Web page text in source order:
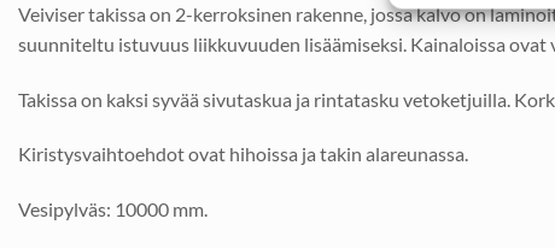
Veiviser takissa on 2-kerroksinen rakenne, jossa kalvo on
suunniteltu istuvuus liikkuvuuden lisäämiseksi. Kainaloissa
Takissa on kaksi syvää sivutaskua ja rintatasku vetoketjuilla.
Kiristysvaihtoehdot ovat hihoissa ja takin alareunassa.
Vesipylväs: 10000 mm.